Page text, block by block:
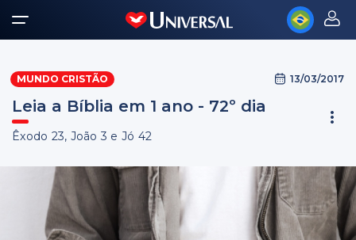
MUNDO CRISTÃO 13/03/2017
Leia a Bíblia em 1 ano - 72º dia
Êxodo 23, João 3 e Jó 42